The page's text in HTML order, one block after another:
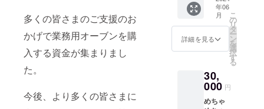
多くの皆さまのご支援のお
かげで業務用オーブンを購
入する資金が集まりまし
た。
今後、より多くの皆さまに
たしま
す。有
効期限
は2024
ただき
ます。
また、
お名前
製ポス
トカー
ド７種
セット
をお送
りし、
をホー
ムぺー
ジに掲
載しま
年06
月
詳細を見る
こ
の
リ
タ
ー
ン
を
選
択
す
る
30,
000 円
めちゃ